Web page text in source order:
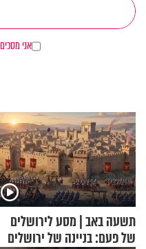
אני מסכים
תשעה באב | מסע לירושלים
של פעם: בניינה של ירושלים